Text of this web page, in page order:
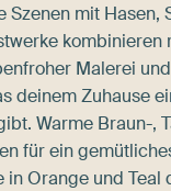
Szenen mit Hasen,
kombinieren
Malerei
deinem Zuhause
Warme Braun-,
für ein
in Orange und Teal